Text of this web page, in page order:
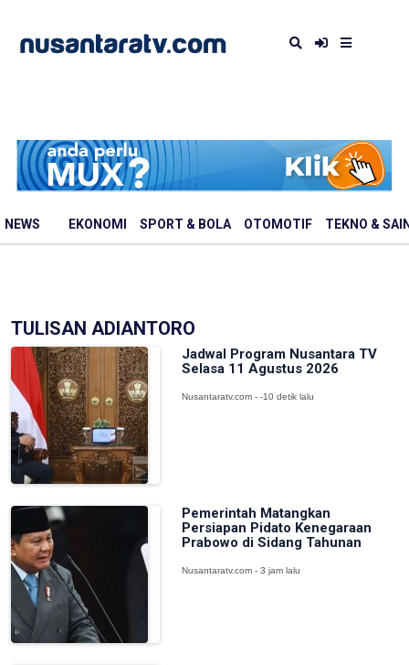
NEWS EKONOMI SPORT & BOLA OTOMOTIF TEKNO &
TULISAN ADIANTORO
Jadwal Program Nusantara TV
Selasa 11 Agustus 2026
Nusantaratv.com - -10 detik lalu
Pemerintah Matangkan
Persiapan Pidato Kenegaraan
Prabowo di Sidang Tahunan
Nusantaratv.com - 3 jam lalu